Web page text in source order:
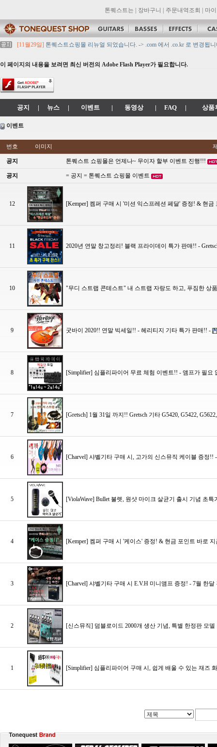
톤퀘스트는 장바구니 주문내역조회 마
[11월29일] 톤퀘스트쇼핑몰 리뉴얼 되었습니다. -> .com 에서 .co.kr 로 변경됩
[11월29일][대리점 모집] Gretsch, Jackson 대리점 모집!! 그레치기타, 잭슨기타
[11월29일]
2021년 추석 영업 시간 & 배송 공지
이 페이지의 내용을 보려면 최신 버전의 Adobe Flash Player가 필요합니다.
공지 | 뉴스 | 이벤트 | 동영상 | FAQ | 상품
이벤트
번호 이미지
공지 톤퀘스트 쇼핑몰은 언제나~ 무이자 할부 이벤트 진행!!!
공지 = 공지 = 톤퀘스트 쇼핑몰 이벤트
12 [Kemper] 켐퍼 구매 시 '미션 익스프레션 페달' 증정! & 현금
11 2020년 연말 창고정리! 블랙 프라이데이 특가 판매!! -
10 "무디 스트랩 콘테스트" 내 스트랩 자랑도 하고, 푸짐한 상
9 굿바이 2020!! 연말 빅세일!! - 헤리티지 기타 특가 판매!! -
8 [Simplifier] 심플리파이어 무료 체험 이벤트!! - 앰프가 필
7 [Gretsch] 1월 31일 까지!! Gretsch 기타 G5420, G5422,
6 [Charvel] 샤벨기타 구매 시, 고가의 신스뮤직 케이블 증정!!
5 [ViolaWave] Bullet 불렛, 원샷 마이크 살균기 출시 기념 초특
4 [Kemper] 켐퍼 구매 시 '케이스' 증정! & 현금 포인트 바로
3 [Charvel] 샤벨기타 구매 시 E.V.H 미니앰프 증정! - 7월 한달
2 [신스뮤직] 덤블로이드 2000개 생산 기념, 특별 한정판 모
1 [Simplifier] 심플리파이어 구매 시, 쉽게 배울 수 있는 재즈